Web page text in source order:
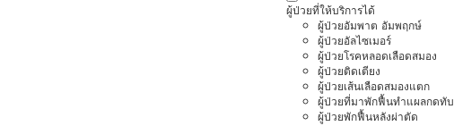
ผู้ป่วยที่ให้บริการได้
ผู้ป่วยอัมพาต อัมพฤกษ์
ผู้ป่วยอัลไซเมอร์
ผู้ป่วยโรคหลอดเลือดสมอง
ผู้ป่วยติดเตียง
ผู้ป่วยเส้นเลือดสมองแตก
ผู้ป่วยที่มาพักฟื้นทำแผลกดทับ
ผู้ป่วยพักฟื้นหลังผ่าตัด